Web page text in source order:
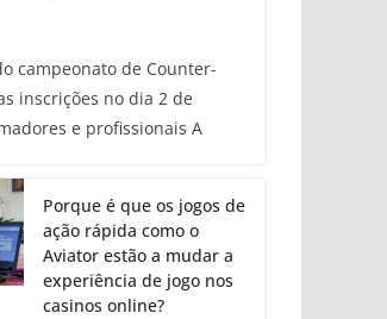
campeonato de Counter-
inscrições no dia 2 de
e profissionais A
Porque é que os jogos de
ação rápida como o
Aviator estão a mudar a
experiência de jogo nos
casinos online?